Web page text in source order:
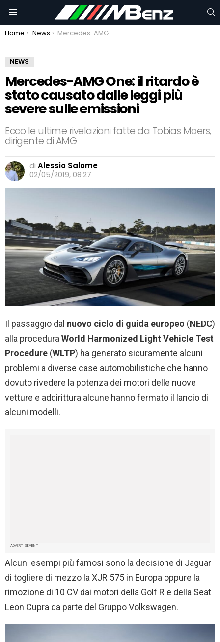
You are here:
Home News Mercedes-AMG One: il ritardo è stato causato dalle leggi più severe sulle emissioni
NEWS
Mercedes-AMG One: il ritardo è
stato causato dalle leggi più
severe sulle emissioni
Ecco le ultime rivelazioni fatte da Tobias Moers,
dirigente di AMG
di Alessio Salome
02/05/2019, 08:27
Il passaggio dal nuovo ciclo di guida europeo (NEDC)
alla procedura World Harmonized Light Vehicle Test
Procedure (WLTP) ha generato sicuramente alcuni
problemi a diverse case automobilistiche che hanno
dovuto rivedere la potenza dei motori delle nuove
vetture e addirittura alcune hanno fermato il lancio di
alcuni modelli.
ADVERTISEMENT
Alcuni esempi più famosi sono la decisione di Jaguar
di togliere di mezzo la XJR 575 in Europa oppure la
rimozione di 10 CV dai motori della Golf R e della Seat
Leon Cupra da parte del Gruppo Volkswagen.